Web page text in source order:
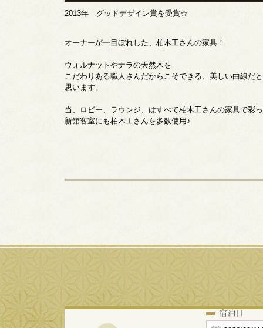
2013年 グッドデザイン賞を受賞☆
オーナーが一目ぼれした、柏木工さんの家具！
ウォルナットやナラの天然木を
こだわりある職人さんだからこそできる、美しい曲線だと
思います。
当、ロビー、ラウンジ、はすべて柏木工さんの家具で彩
新館客室にも柏木工さんを多数使用♪